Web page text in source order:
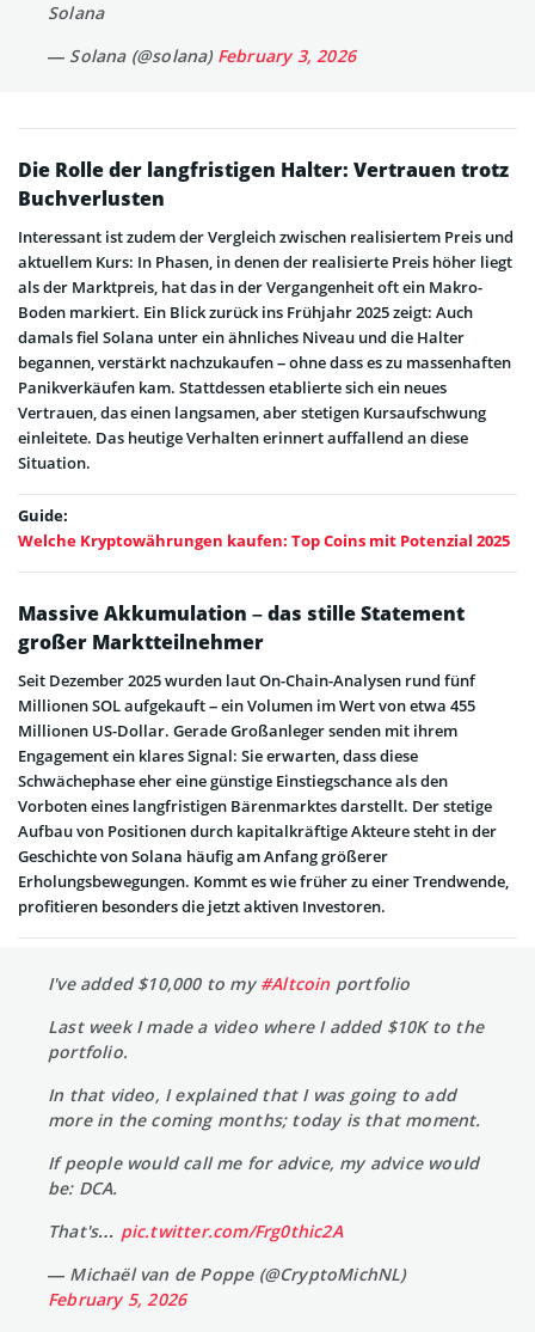
Solana
— Solana (@solana) February 3, 2026
Die Rolle der langfristigen Halter: Vertrauen trotz
Buchverlusten
Interessant ist zudem der Vergleich zwischen realisiertem Preis und
aktuellem Kurs: In Phasen, in denen der realisierte Preis höher liegt
als der Marktpreis, hat das in der Vergangenheit oft ein Makro-
Boden markiert. Ein Blick zurück ins Frühjahr 2025 zeigt: Auch
damals fiel Solana unter ein ähnliches Niveau und die Halter
begannen, verstärkt nachzukaufen – ohne dass es zu massenhaften
Panikverkäufen kam. Stattdessen etablierte sich ein neues
Vertrauen, das einen langsamen, aber stetigen Kursaufschwung
einleitete. Das heutige Verhalten erinnert auffallend an diese
Situation.
Guide:
Welche Kryptowährungen kaufen: Top Coins mit Potenzial 2025
Massive Akkumulation – das stille Statement
großer Marktteilnehmer
Seit Dezember 2025 wurden laut On-Chain-Analysen rund fünf
Millionen SOL aufgekauft – ein Volumen im Wert von etwa 455
Millionen US-Dollar. Gerade Großanleger senden mit ihrem
Engagement ein klares Signal: Sie erwarten, dass diese
Schwächephase eher eine günstige Einstiegschance als den
Vorboten eines langfristigen Bärenmarktes darstellt. Der stetige
Aufbau von Positionen durch kapitalkräftige Akteure steht in der
Geschichte von Solana häufig am Anfang größerer
Erholungsbewegungen. Kommt es wie früher zu einer Trendwende,
profitieren besonders die jetzt aktiven Investoren.
I've added $10,000 to my #Altcoin portfolio
Last week I made a video where I added $10K to the
portfolio.
In that video, I explained that I was going to add
more in the coming months; today is that moment.
If people would call me for advice, my advice would
be: DCA.
That's… pic.twitter.com/Frg0thic2A
— Michaël van de Poppe (@CryptoMichNL)
February 5, 2026